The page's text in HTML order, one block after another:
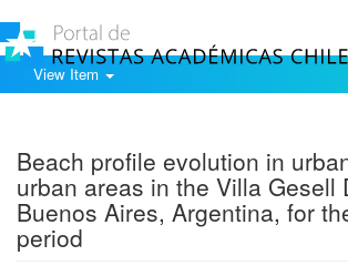
View Item
Beach profile evolution in
urban areas in the Villa Gesell
Buenos Aires, Argentina, for
period